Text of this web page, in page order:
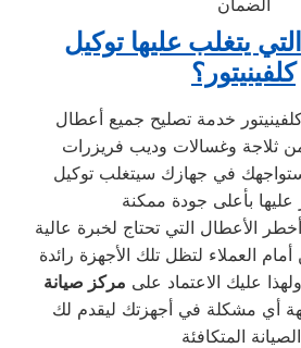
يتغلب عليها توكيل
كلفينيتور؟
الأعطال التي تحتاج لخبرة عالية
العملاء لتظل تلك الأجهزة رائدة
عليك الاعتماد على مركز صيانة
أي مشكلة في أجهزتك ليقدم لك